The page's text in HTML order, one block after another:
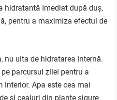
hidratantă imediat după duș,
pentru a maximiza efectul de
nu uita de hidratarea internă.
parcursul zilei pentru a
interior. Apa este cea mai
și ceaiuri din plante sigure